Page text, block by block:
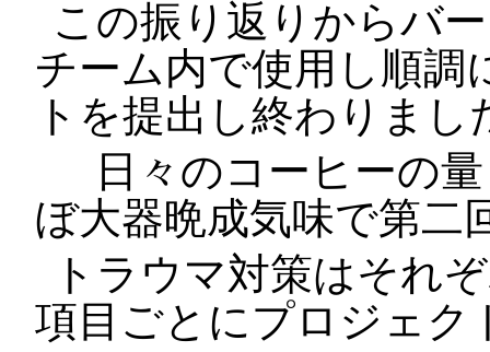
この振り返りからバ
チーム内で使用し順調
トを提出し終わりまし
日々のコーヒーの
ぼ大器晩成気味で第二
トラウマ対策はそれ
項目ごとにプロジェク